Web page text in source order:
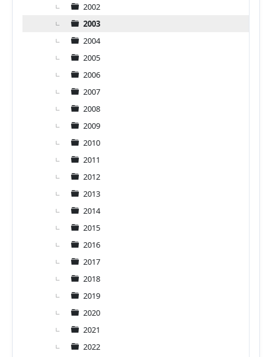
2002
2003
2004
2005
2006
2007
2008
2009
2010
2011
2012
2013
2014
2015
2016
2017
2018
2019
2020
2021
2022